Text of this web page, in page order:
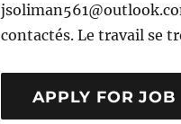
contactés. Le travail se